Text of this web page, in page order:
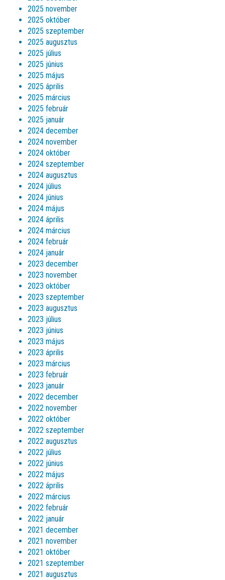
2025 november
2025 október
2025 szeptember
2025 augusztus
2025 július
2025 június
2025 május
2025 április
2025 március
2025 február
2025 január
2024 december
2024 november
2024 október
2024 szeptember
2024 augusztus
2024 július
2024 június
2024 május
2024 április
2024 március
2024 február
2024 január
2023 december
2023 november
2023 október
2023 szeptember
2023 augusztus
2023 július
2023 június
2023 május
2023 április
2023 március
2023 február
2023 január
2022 december
2022 november
2022 október
2022 szeptember
2022 augusztus
2022 július
2022 június
2022 május
2022 április
2022 március
2022 február
2022 január
2021 december
2021 november
2021 október
2021 szeptember
2021 augusztus